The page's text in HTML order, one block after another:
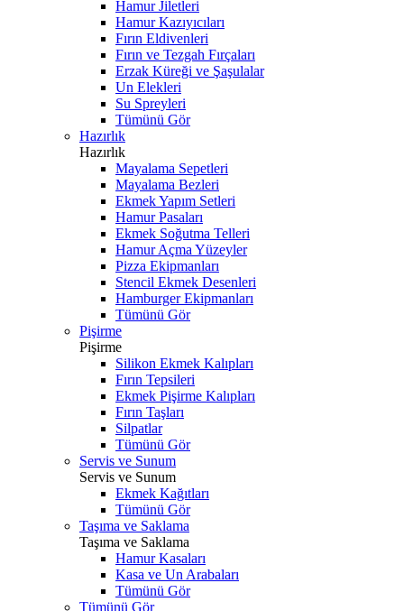
Hamur Jiletleri
Hamur Kazıyıcıları
Fırın Eldivenleri
Fırın ve Tezgah Fırçaları
Erzak Küreği ve Şaşulalar
Un Elekleri
Su Spreyleri
Tümünü Gör
Hazırlık
Hazırlık
Mayalama Sepetleri
Mayalama Bezleri
Ekmek Yapım Setleri
Hamur Pasaları
Ekmek Soğutma Telleri
Hamur Açma Yüzeyler
Pizza Ekipmanları
Stencil Ekmek Desenleri
Hamburger Ekipmanları
Tümünü Gör
Pişirme
Pişirme
Silikon Ekmek Kalıpları
Fırın Tepsileri
Ekmek Pişirme Kalıpları
Fırın Taşları
Silpatlar
Tümünü Gör
Servis ve Sunum
Servis ve Sunum
Ekmek Kağıtları
Tümünü Gör
Taşıma ve Saklama
Taşıma ve Saklama
Hamur Kasaları
Kasa ve Un Arabaları
Tümünü Gör
Tümünü Gör